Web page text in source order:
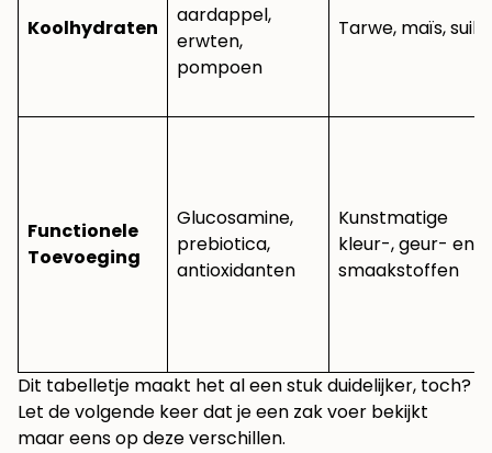
Koolhydraten
aardappel,
erwten,
pompoen
Tarwe, maïs,
Functionele
Toevoeging
Glucosamine,
prebiotica,
antioxidanten
Kunstmatige
kleur-, geur- en
smaakstoffen
Dit tabelletje maakt het al een stuk duidelijker, toch?
Let de volgende keer dat je een zak voer bekijkt
maar eens op deze verschillen.